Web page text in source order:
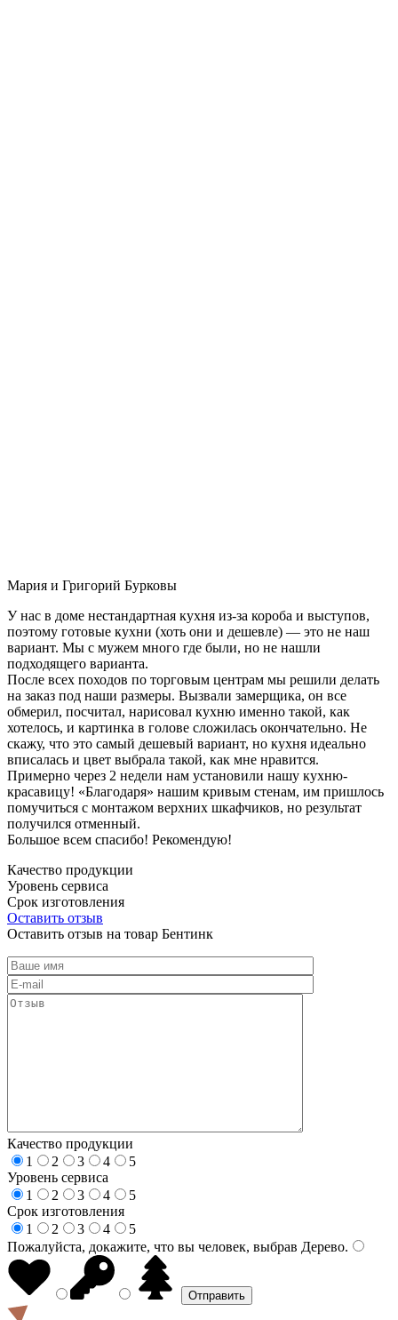
Мария и Григорий Бурковы
У нас в доме нестандартная кухня из-за короба и выступов,
поэтому готовые кухни (хоть они и дешевле) — это не наш
вариант. Мы с мужем много где были, но не нашли
подходящего варианта.
После всех походов по торговым центрам мы решили делать
на заказ под наши размеры. Вызвали замерщика, он все
обмерил, посчитал, нарисовал кухню именно такой, как
хотелось, и картинка в голове сложилась окончательно. Не
скажу, что это самый дешевый вариант, но кухня идеально
вписалась и цвет выбрала такой, как мне нравится.
Примерно через 2 недели нам установили нашу кухню-
красавицу! «Благодаря» нашим кривым стенам, им пришлось
помучиться с монтажом верхних шкафчиков, но результат
получился отменный.
Большое всем спасибо! Рекомендую!
Качество продукции
Уровень сервиса
Срок изготовления
Оставить отзыв
Оставить отзыв на товар Бентинк
Качество продукции
1
2 3 4
5
Уровень сервиса
1
2 3 4
5
Срок изготовления
1
2 3 4
5
Пожалуйста, докажите, что вы человек, выбрав Дерево.